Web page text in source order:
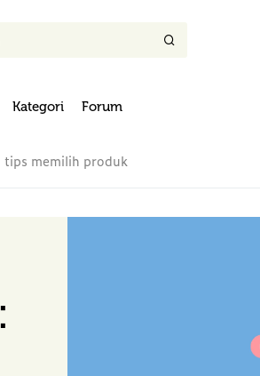
Kategori Forum
tips memilih produk